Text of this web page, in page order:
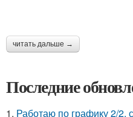
читать дальше →
Последние
1. Работаю по графику 2/2,